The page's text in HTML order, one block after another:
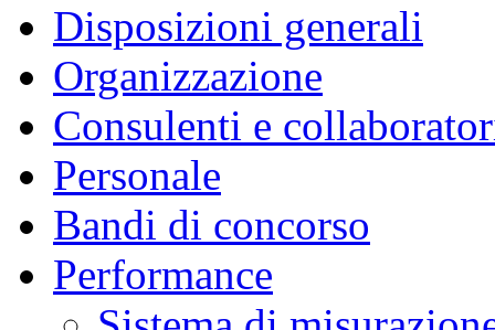
Disposizioni generali
Organizzazione
Consulenti e
Personale
Bandi di concorso
Performance